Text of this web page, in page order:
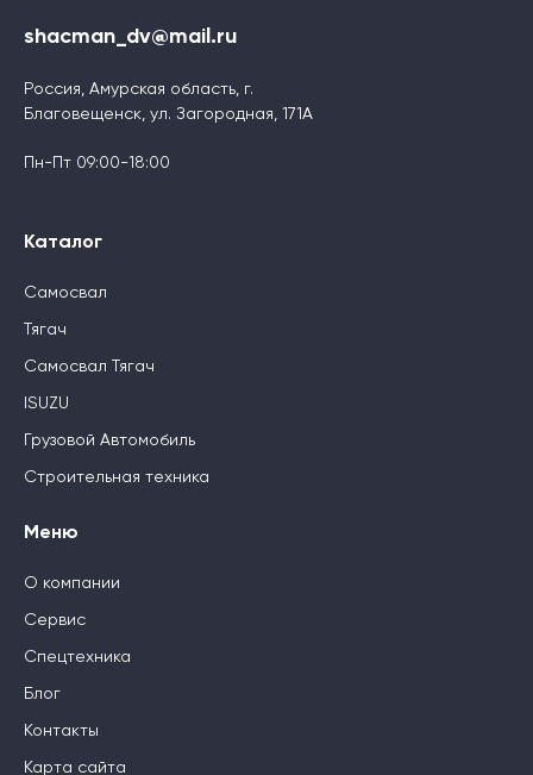
shacman_dv@mail.ru
Россия, Амурская область, г.
Благовещенск, ул. Загородная, 171А
Пн-Пт 09:00-18:00
Каталог
Самосвал
Тягач
Самосвал Тягач
ISUZU
Грузовой Автомобиль
Строительная техника
Меню
О компании
Сервис
Спецтехника
Блог
Контакты
Карта сайта